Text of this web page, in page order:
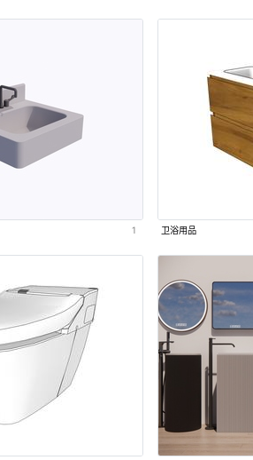
1 卫浴用品